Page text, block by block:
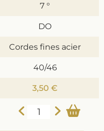
7 °
DO
Cordes fines acier
40/46
3,50 €